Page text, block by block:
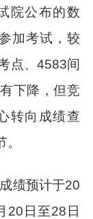
院公布的数
加考试，较
点、4583间
下降，但竞
转向成绩查
绩预计于20
20日至28日